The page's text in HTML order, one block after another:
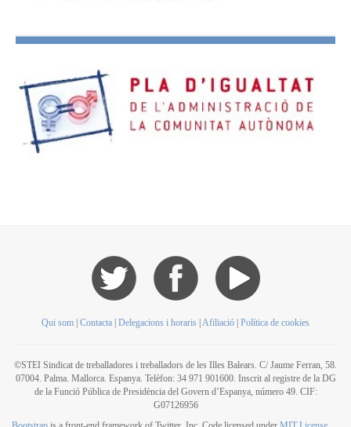
Qui som Contacta Delegacions i horaris Afiliació Política de cookies
©STEI Sindicat de treballadores i treballadors de les Illes Balears. C/ Jaume Ferran, 58.
07004. Palma. Mallorca. Espanya. Telèfon: 34 971 901600. Inscrit al registre de la DG
de la Funció Pública de Presidència del Govern d’Espanya, número 49. CIF:
G07126956